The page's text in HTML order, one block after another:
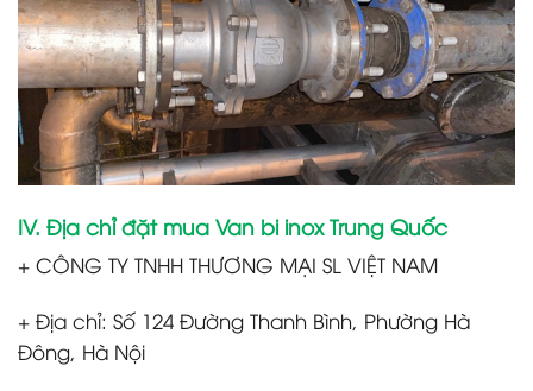
IV. Địa chỉ đặt mua Van bi inox Trung Quốc
+ CÔNG TY TNHH THƯƠNG MẠI SL VIỆT NAM
+ Địa chỉ: Số 124 Đường Thanh Bình, Phường Hà
Đông, Hà Nội